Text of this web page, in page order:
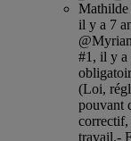
il y a 7
#1, il y a
(Loi,
pouvant
correctif,
travail.-